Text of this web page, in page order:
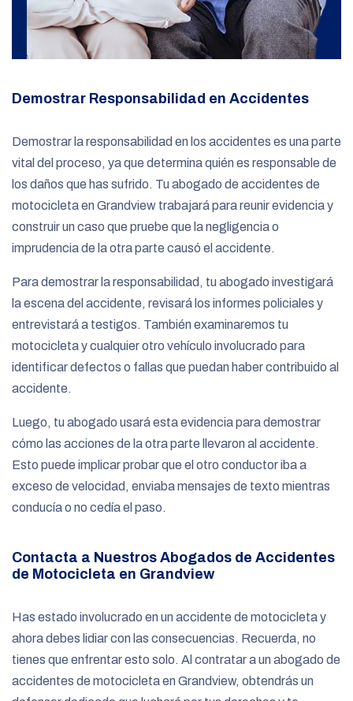
Demostrar Responsabilidad en Accidentes
Demostrar la responsabilidad en los accidentes es una parte
vital del proceso, ya que determina quién es responsable de
los daños que has sufrido. Tu abogado de accidentes de
motocicleta en Grandview trabajará para reunir evidencia y
construir un caso que pruebe que la negligencia o
imprudencia de la otra parte causó el accidente.
Para demostrar la responsabilidad, tu abogado investigará
la escena del accidente, revisará los informes policiales y
entrevistará a testigos. También examinaremos tu
motocicleta y cualquier otro vehículo involucrado para
identificar defectos o fallas que puedan haber contribuido al
accidente.
Luego, tu abogado usará esta evidencia para demostrar
cómo las acciones de la otra parte llevaron al accidente.
Esto puede implicar probar que el otro conductor iba a
exceso de velocidad, enviaba mensajes de texto mientras
conducía o no cedía el paso.
Contacta a Nuestros Abogados de Accidentes
de Motocicleta en Grandview
Has estado involucrado en un accidente de motocicleta y
ahora debes lidiar con las consecuencias. Recuerda, no
tienes que enfrentar esto solo. Al contratar a un abogado de
accidentes de motocicleta en Grandview, obtendrás un